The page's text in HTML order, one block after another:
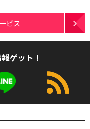
ビス
ゲット！